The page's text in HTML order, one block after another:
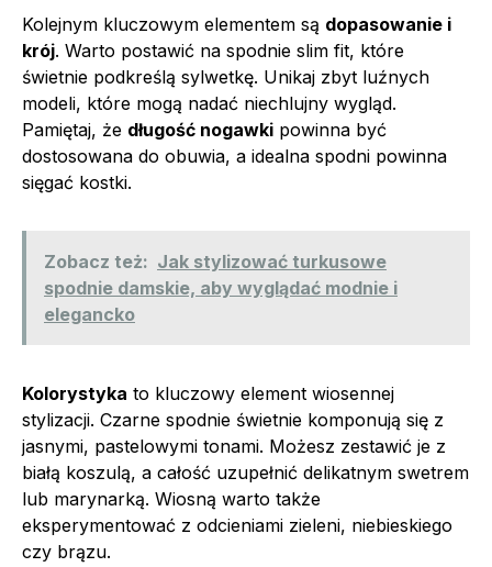
Kolejnym kluczowym elementem są dopasowanie i
krój. Warto postawić na spodnie slim fit, które
świetnie podkreślą sylwetkę. Unikaj zbyt luźnych
modeli, które mogą nadać niechlujny wygląd.
Pamiętaj, że długość nogawki powinna być
dostosowana do obuwia, a idealna spodni powinna
sięgać kostki.
Zobacz też: Jak stylizować turkusowe
spodnie damskie, aby wyglądać modnie i
elegancko
Kolorystyka to kluczowy element wiosennej
stylizacji. Czarne spodnie świetnie komponują się z
jasnymi, pastelowymi tonami. Możesz zestawić je z
białą koszulą, a całość uzupełnić delikatnym swetrem
lub marynarką. Wiosną warto także
eksperymentować z odcieniami zieleni, niebieskiego
czy brązu.